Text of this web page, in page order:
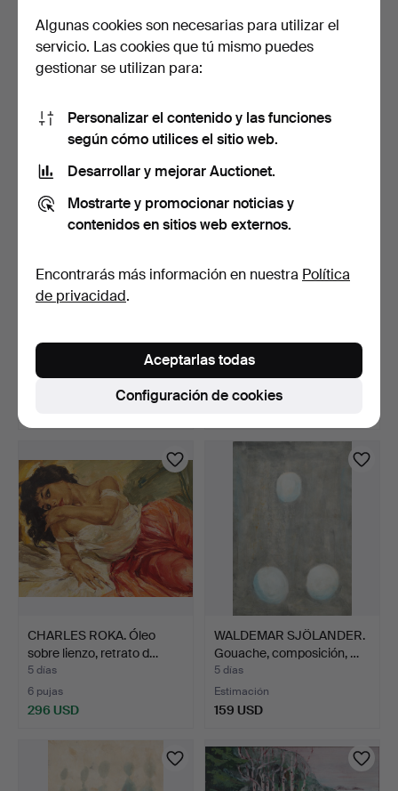
LOTTA GUSTAFSSON. Óleo
sobre panel, paisaj…
5 días
85 USD
ROLF PALVÉN. Óleo sobre
papel de arte, "St…
159 USD
mixta sobre papel, "D…
5 días
Óleo sobre lienzo, pais…
4 pujas
CHARLES ROKA. Óleo
sobre lienzo, retrato d…
5 días
6 pujas
296 USD
WALDEMAR SJÖLANDER.
Gouache, composición, …
5 días
Estimación
159 USD
Algunas cookies son necesarias para utilizar el
servicio. Las cookies que tú mismo puedes
gestionar se utilizan para:
Personalizar el contenido y las funciones
según cómo utilices el sitio web.
Desarrollar y mejorar Auctionet.
Mostrarte y promocionar noticias y
contenidos en sitios web externos.
Encontrarás más información en nuestra Política
de privacidad.
Configuración de cookies
Aceptarlas todas